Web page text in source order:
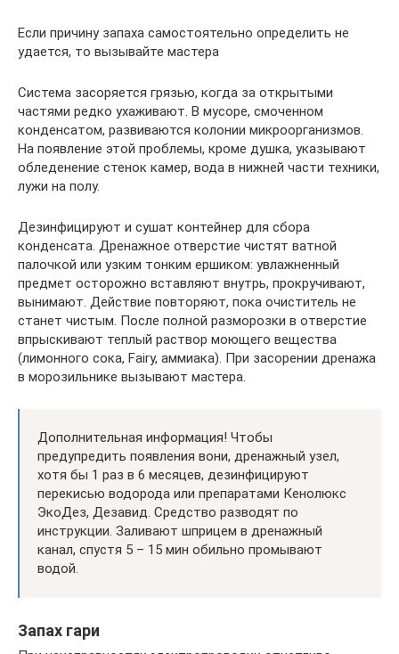
Если причину запаха самостоятельно определить не
удается, то вызывайте мастера
Система засоряется грязью, когда за открытыми
частями редко ухаживают. В мусоре, смоченном
конденсатом, развиваются колонии микроорганизмов.
На появление этой проблемы, кроме душка, указывают
обледенение стенок камер, вода в нижней части техники,
лужи на полу.
Дезинфицируют и сушат контейнер для сбора
конденсата. Дренажное отверстие чистят ватной
палочкой или узким тонким ершиком: увлажненный
предмет осторожно вставляют внутрь, прокручивают,
вынимают. Действие повторяют, пока очиститель не
станет чистым. После полной разморозки в отверстие
впрыскивают теплый раствор моющего вещества
(лимонного сока, Fairy, аммиака). При засорении дренажа
в морозильнике вызывают мастера.
Дополнительная информация! Чтобы
предупредить появления вони, дренажный узел,
хотя бы 1 раз в 6 месяцев, дезинфицируют
перекисью водорода или препаратами Кенолюкс
ЭкоДез, Дезавид. Средство разводят по
инструкции. Заливают шприцем в дренажный
канал, спустя 5 – 15 мин обильно промывают
водой.
Запах гари